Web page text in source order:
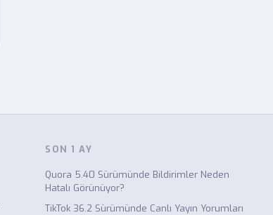
SON 1 AY
Quora 5.40 Sürümünde Bildirimler Neden
Hatalı Görünüyor?
TikTok 36.2 Sürümünde Canlı Yayın Yorumları